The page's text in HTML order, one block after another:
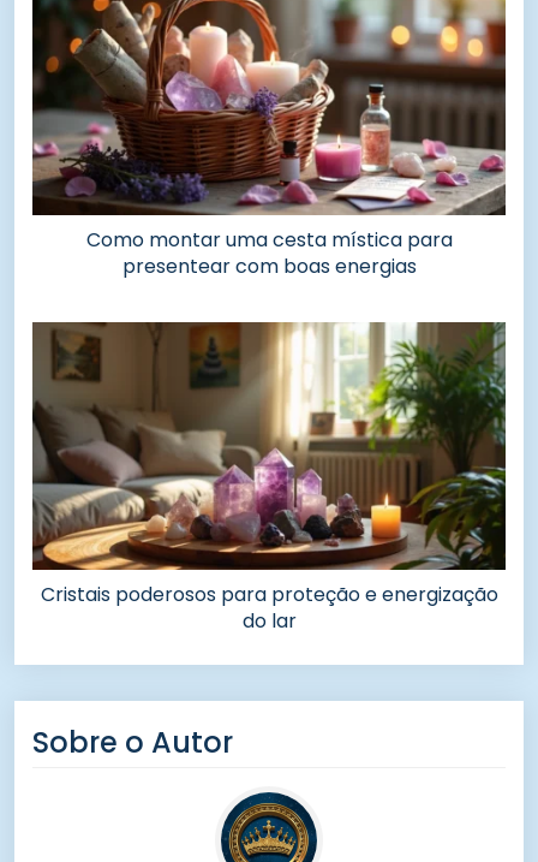
Como montar uma cesta mística para
presentear com boas energias
Cristais poderosos para proteção e energização
do lar
Sobre o Autor